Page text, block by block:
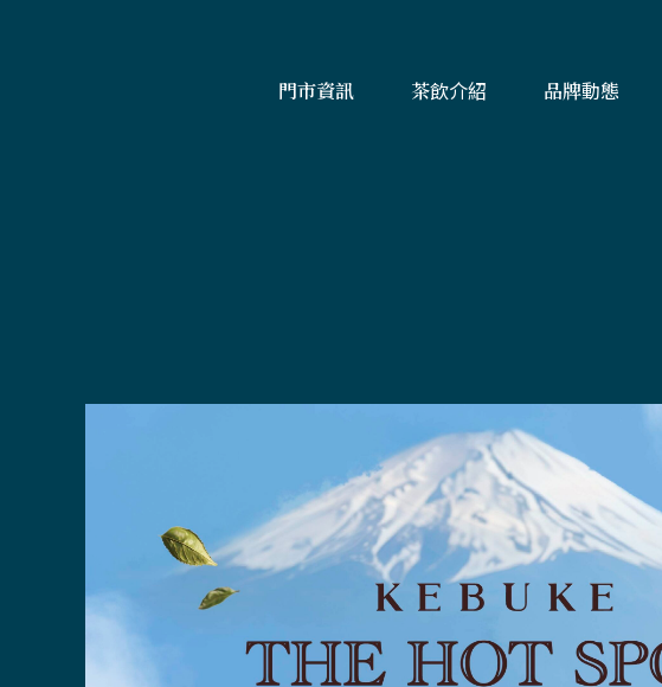
門市資訊 茶飲介紹 品牌動態